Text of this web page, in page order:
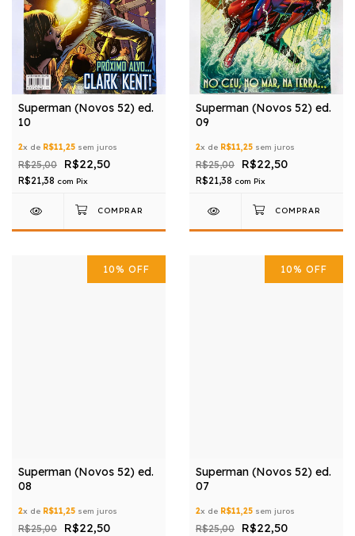
Superman (Novos 52) ed.
10
2x de R$11,25 sem juros
R$25,00 R$22,50
R$21,38 com Pix
Superman (Novos 52) ed.
09
2x de R$11,25 sem juros
R$25,00 R$22,50
R$21,38 com Pix
10% OFF
Superman (Novos 52) ed.
08
2x de R$11,25 sem juros
R$25,00 R$22,50
10% OFF
Superman (Novos 52) ed.
07
2x de R$11,25 sem juros
R$25,00 R$22,50